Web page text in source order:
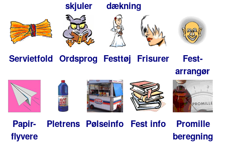
skjuler dækning
Servietfold Ordsprog Festtøj Frisurer
Fest-
arrangør
Papir-
flyvere
Pletrens Pølseinfo Fest info
Promille
beregning